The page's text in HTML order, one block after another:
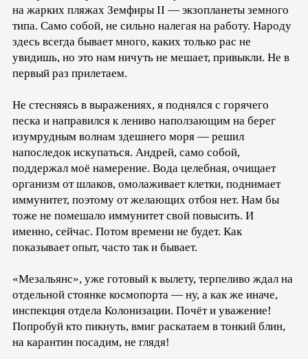
на жарких пляжах Земфиры II — экзопланеты земного
типа. Само собой, не сильно налегая на работу. Народу
здесь всегда бывает много, каких только рас не
увидишь, но это нам ничуть не мешает, привыкли. Не в
первый раз прилетаем.
Не стесняясь в выражениях, я поднялся с горячего
песка и направился к лениво наползающим на берег
изумрудным волнам здешнего моря — решил
напоследок искупаться. Андрей, само собой,
поддержал моё намерение. Вода целебная, очищает
организм от шлаков, омолаживает клетки, поднимает
иммунитет, поэтому от желающих отбоя нет. Нам бы
тоже не помешало иммунитет свой повысить. И
именно, сейчас. Потом времени не будет. Как
показывает опыт, часто так и бывает.
«Мезальянс», уже готовый к вылету, терпеливо ждал на
отдельной стоянке космопорта — ну, а как же иначе,
инспекция отдела Колонизации. Почёт и уважение!
Попробуй кто пикнуть, вмиг раскатаем в тонкий блин,
на карантин посадим, не глядя!